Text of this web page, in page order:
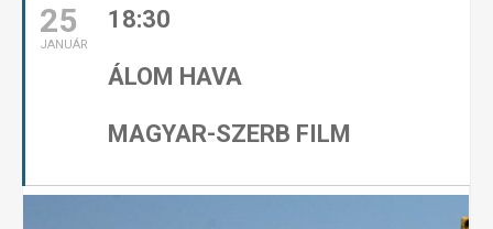
25
JANUÁR
18:30
ÁLOM HAVA
MAGYAR-SZERB FILM